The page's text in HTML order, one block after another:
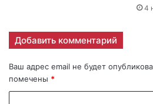
4
Добавить комментарий
Ваш адрес email не будет
помечены *